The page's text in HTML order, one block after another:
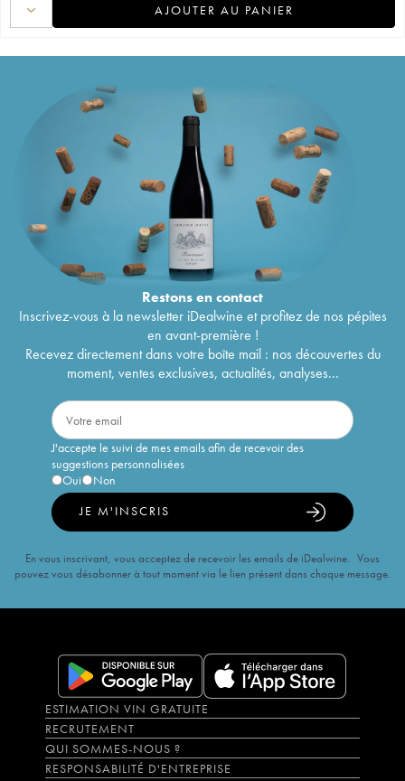
AJOUTER AU PANIER
Restons encontact
Inscrivez-vous à la newsletter iDealwine et profitez de nos pépites
en avant-première !
Recevez directement dans votre boîte mail : nos découvertes du
moment, ventes exclusives, actualités, analyses...
J'accepte le suivi de mes emails afin de recevoir des
suggestions personnalisées
Oui
Non
JE M'INSCRIS
En vous inscrivant, vous acceptez de recevoir les emails de iDealwine. Vous
pouvez vous désabonner à tout moment via le lien présent dans chaque message.
ESTIMATION VIN GRATUITE
RECRUTEMENT
QUI SOMMES-NOUS ?
RESPONSABILITÉ D'ENTREPRISE